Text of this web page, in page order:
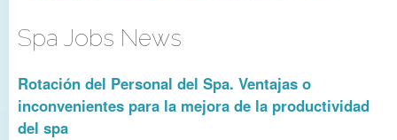
Spa Jobs News
Rotación del Personal del Spa. Ventajas o
inconvenientes para la mejora de la productividad
del spa